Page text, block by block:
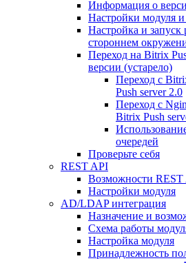
Информация о
Настройки модуля и
Настройка и запуск
стороннем
Переход на Bitrix
версии (устарело)
Переход с
Push server 2.0
Переход с
Bitrix Push
очередей
Проверьте себя
REST API
Возможности REST
Настройки модуля
AD/LDAP интеграция
Назначение и
Схема работы
Настройка модуля
Принадлежность